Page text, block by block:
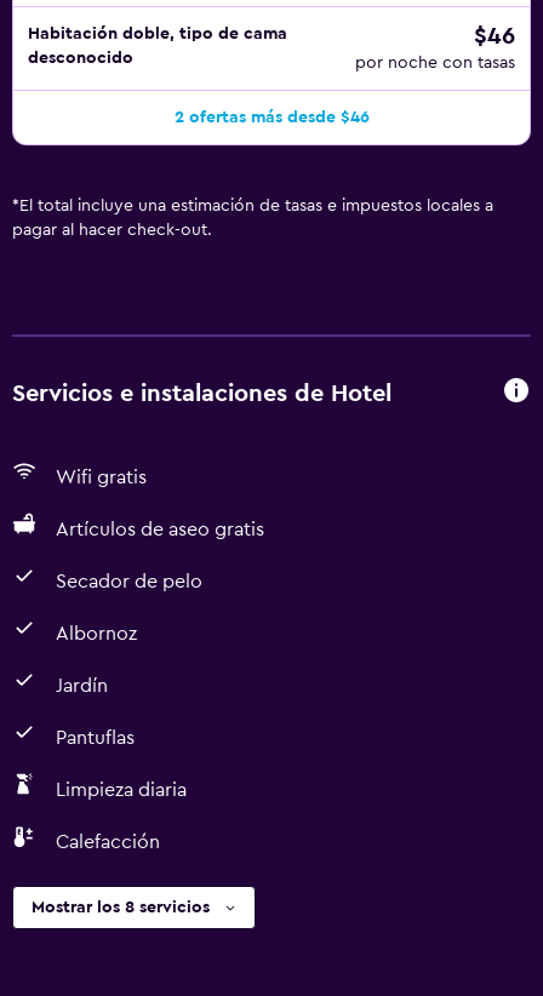
Habitación doble, tipo de cama
desconocido
$46
por noche con tasas
2 ofertas más desde $46
* El total incluye una estimación de tasas e impuestos locales a
pagar al hacer check-out.
Servicios e instalaciones de Hotel
Wifi gratis
Artículos de aseo gratis
Secador de pelo
Albornoz
Jardín
Pantuflas
Limpieza diaria
Calefacción
Mostrar los 8 servicios